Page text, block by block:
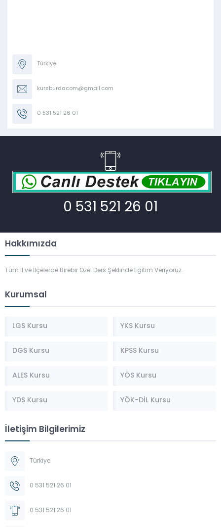
Türkiye
kursburdacom@gmail.com
0 531 521 26 01
0 531 521 26 01
Hakkımızda
Tüm İl ve İlçelerde Birebir Özel Ders Şeklinde Eğitim Veriyoruz.
Kurumsal
LGS Kursu YKS Kursu
DGS Kursu KPSS Kursu
ALES Kursu YÖS Kursu
YDS Kursu YÖK-DİL Kursu
İletişim Bilgilerimiz
Türkiye
0 531 521 26 01
0 531 521 26 01